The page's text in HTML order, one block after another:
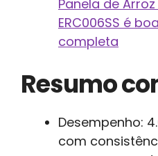
Panela de
ERC006SS é
completa
Resumo
Desempenho:
com